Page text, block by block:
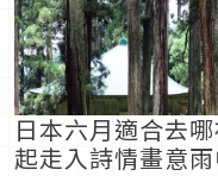
日本六月適合去
起走入詩情畫意